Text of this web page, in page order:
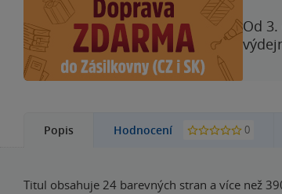
Od
Popis Hodnocení 0
Titul obsahuje 24 barevných stran a více než